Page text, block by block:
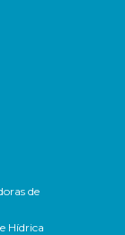
de
Hídrica